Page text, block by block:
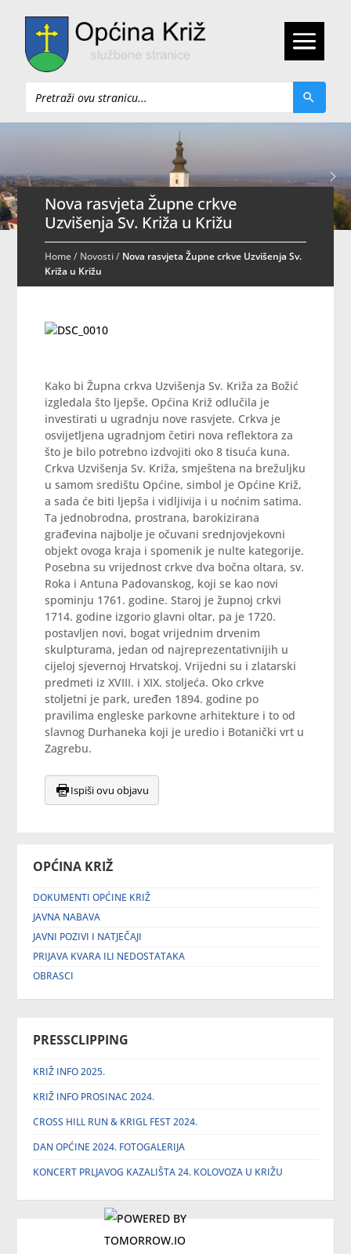
Pretraži
OPĆINA KRIŽ
DOKUMENTI OPĆINE KRIŽ
JAVNA NABAVA
JAVNI POZIVI I NATJEČAJI
PRIJAVA KVARA ILI NEDOSTATAKA
OBRASCI
PRESSCLIPPING
KRIŽ INFO 2025.
KRIŽ INFO PROSINAC 2024.
CROSS HILL RUN & KRIGL FEST 2024.
DAN OPĆINE 2024. FOTOGALERIJA
KONCERT PRLJAVOG KAZALIŠTA 24. KOLOVOZA U KRIŽU
Nova rasvjeta Župne crkve
Uzvišenja Sv. Križa u Križu
Home/ Novosti/ Nova rasvjeta Župne crkve Uzvišenja Sv.
Križa u Križu
Kako bi Župna crkva Uzvišenja Sv. Križa za Božić
izgledala što ljepše, Općina Križ odlučila je
investirati u ugradnju nove rasvjete. Crkva je
osvijetljena ugradnjom četiri nova reflektora za
što je bilo potrebno izdvojiti oko 8 tisuća kuna.
Crkva Uzvišenja Sv. Križa, smještena na brežuljku
u samom središtu Općine, simbol je Općine Križ,
a sada će biti ljepša i vidljivija i u noćnim satima.
Ta jednobrodna, prostrana, barokizirana
građevina najbolje je očuvani srednjovjekovni
objekt ovoga kraja i spomenik je nulte kategorije.
Posebna su vrijednost crkve dva bočna oltara, sv.
Roka i Antuna Padovanskog, koji se kao novi
spominju 1761. godine. Staroj je župnoj crkvi
1714. godine izgorio glavni oltar, pa je 1720.
postavljen novi, bogat vrijednim drvenim
skulpturama, jedan od najreprezentativnijih u
cijeloj sjevernoj Hrvatskoj. Vrijedni su i zlatarski
predmeti iz XVIII. i XIX. stoljeća. Oko crkve
stoljetni je park, uređen 1894. godine po
pravilima engleske parkovne arhitekture i to od
slavnog Durhaneka koji je uredio i Botanički vrt u
Zagrebu.
Ispiši ovu objavu